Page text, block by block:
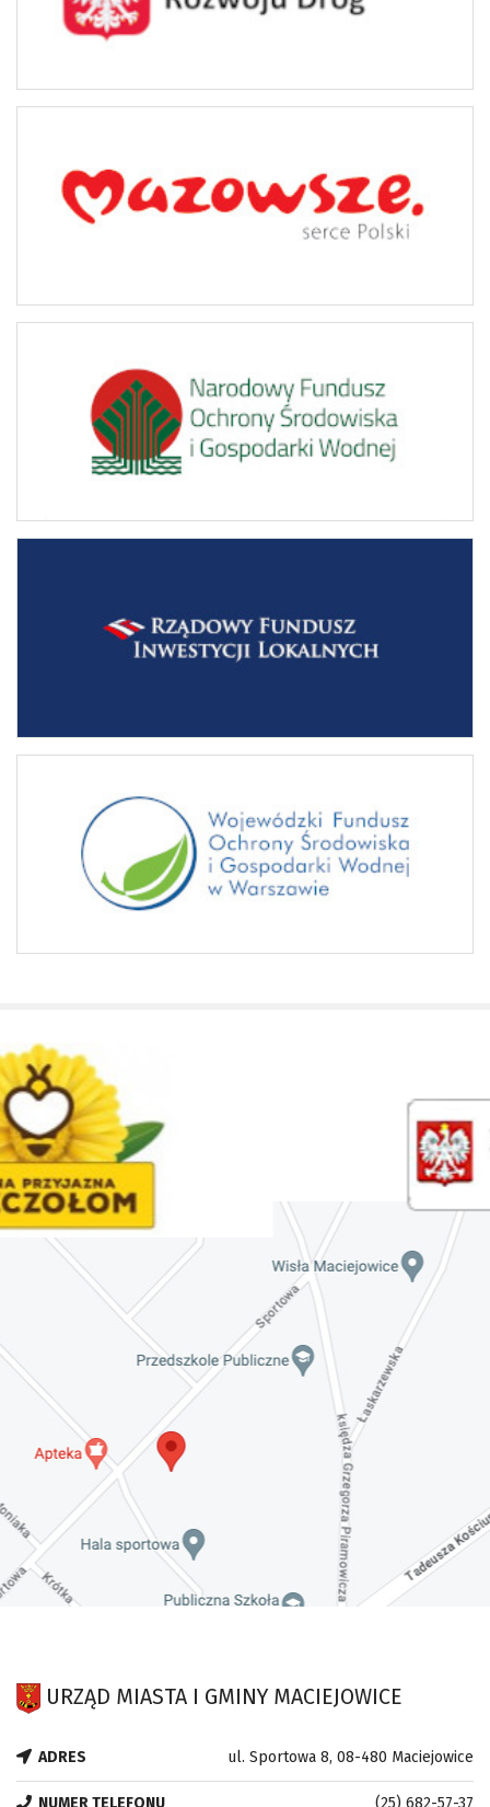
URZĄD MIASTA I GMINY MACIEJOWICE
ADRES ul. Sportowa 8, 08-480 Maciejowice
NUMER TELEFONU (25) 682-57-37